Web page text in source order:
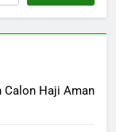
Calon Haji Aman